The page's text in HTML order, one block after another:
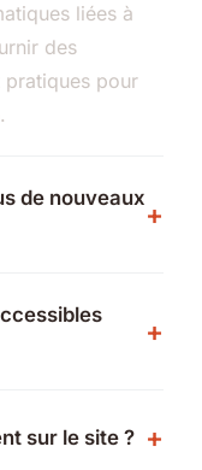
liées à
des
pratiques pour
de nouveaux
sur le site ?